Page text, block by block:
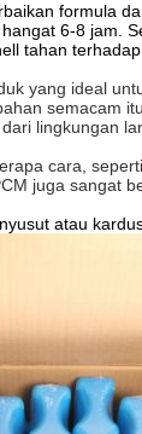
formula
6-8 jam.
tahan
yang ideal
semacam
lingkungan
cara,
juga sangat
atau